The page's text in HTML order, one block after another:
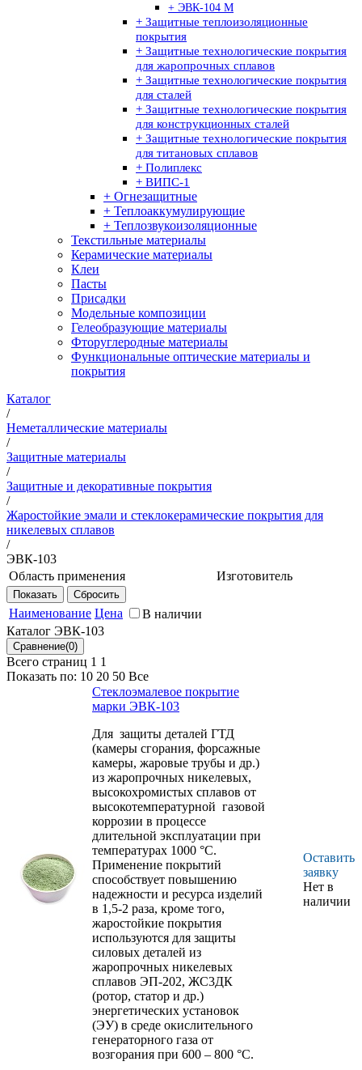
+ ЭВК-104 М
+ Защитные теплоизоляционные
покрытия
+ Защитные технологические покрытия
для жаропрочных сплавов
+ Защитные технологические покрытия
для сталей
+ Защитные технологические покрытия
для конструкционных сталей
+ Защитные технологические покрытия
для титановых сплавов
+ Полиплекс
+ ВИПС-1
+ Огнезащитные
+ Теплоаккумулирующие
+ Теплозвукоизоляционные
Текстильные материалы
Керамические материалы
Клеи
Пасты
Присадки
Модельные композиции
Гелеобразующие материалы
Фторуглеродные материалы
Функциональные оптические материалы и
покрытия
Каталог
/
Неметаллические материалы
/
Защитные материалы
/
Защитные и декоративные покрытия
/
Жаростойкие эмали и стеклокерамические покрытия для
никелевых сплавов
/
ЭВК-103
Область применения
Защита от окисления
жаропрочных сплавов при
эксплуатации.
Изготовитель
Наименование Цена
В наличии
Каталог ЭВК-103
Всего страниц 1 1
Показать по: 10 20 50 Все
Стеклоэмалевое покрытие
марки ЭВК-103
Для защиты деталей ГТД
(камеры сгорания, форсажные
камеры, жаровые трубы и др.)
из жаропрочных никелевых,
высокохромистых сплавов от
высокотемпературной газовой
коррозии в процессе
длительной эксплуатации при
температурах 1000 °С.
Применение покрытий
способствует повышению
надежности и ресурса изделий
в 1,5-2 раза, кроме того,
жаростойкие покрытия
используются для защиты
силовых деталей из
жаропрочных никелевых
сплавов ЭП-202, ЖС3ДК
(ротор, статор и др.)
энергетических установок
(ЭУ) в среде окислительного
генераторного газа от
возгорания при 600 – 800 °С.
Оставить
заявку
Нет в
наличии